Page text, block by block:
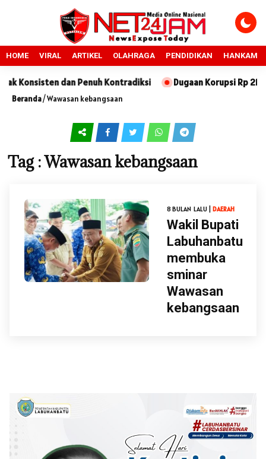
HOME VIRAL ARTIKEL OLAHRAGA PENDIDIKAN HANKAM
Konsisten dan Penuh Kontradiksi Dugaan Korupsi Rp 218
Beranda/Wawasan kebangsaan
Tag : Wawasan kebangsaan
8 BULAN LALU | DAERAH
Wakil Bupati
Labuhanbatu
membuka
sminar
Wawasan
kebangsaan